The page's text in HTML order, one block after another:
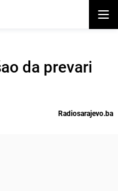
da prevari
Radiosarajevo.ba